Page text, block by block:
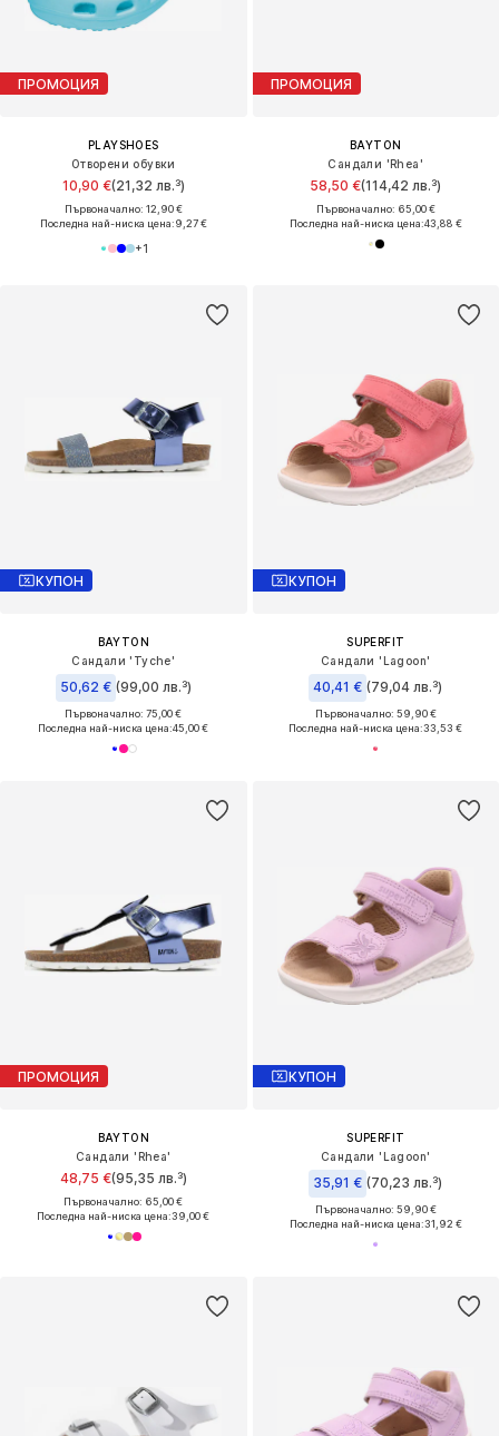
ПРОМОЦИЯ
PLAYSHOES
Отворени обувки
10,90 €(21,32 лв.³)
Първоначално: 12,90 €
Последна най-ниска цена:9,27 €
+1
ПРОМОЦИЯ
BAYTON
Сандали 'Rhea'
58,50 €(114,42 лв.³)
Първоначално: 65,00 €
Последна най-ниска цена:43,88 €
КУПОН
BAYTON
Сандали 'Tyche'
50,62 € (99,00 лв.³)
Първоначално: 75,00 €
Последна най-ниска цена:45,00 €
КУПОН
SUPERFIT
Сандали 'Lagoon'
40,41 € (79,04 лв.³)
Първоначално: 59,90 €
Последна най-ниска цена:33,53 €
ПРОМОЦИЯ
BAYTON
Сандали 'Rhea'
48,75 €(95,35 лв.³)
Първоначално: 65,00 €
Последна най-ниска цена:39,00 €
КУПОН
SUPERFIT
Сандали 'Lagoon'
35,91 € (70,23 лв.³)
Първоначално: 59,90 €
Последна най-ниска цена:31,92 €